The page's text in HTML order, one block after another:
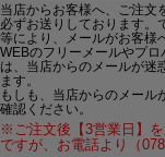
当店からお客様へ、ご注文
必ずお送りしております。
等により、メールがお客様
WEBのフリーメールやプ
は、当店からのメールが迷
ます。
もしも、当店からのメール
確認ください。
※ご注文後【3営業日】
ですが、お電話より（